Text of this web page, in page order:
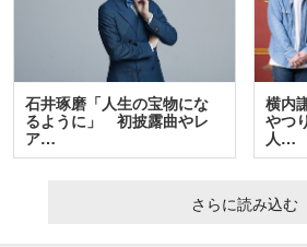
石井琢磨「人生の宝物にな
るように」 初披露曲やレ
ア…
横内
やつ
人…
さらに読み込む